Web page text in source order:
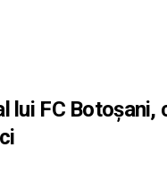
FC Botoşani,